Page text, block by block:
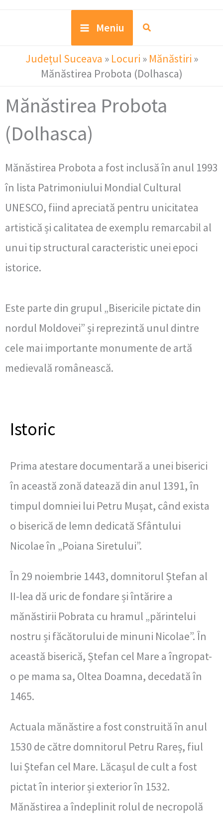
Meniu
Județul Suceava » Locuri » Mănăstiri »
Mănăstirea Probota (Dolhasca)
Mănăstirea Probota
(Dolhasca)
Mănăstirea Probota a fost inclusă în anul 1993
în lista Patrimoniului Mondial Cultural
UNESCO, fiind apreciată pentru unicitatea
artistică și calitatea de exemplu remarcabil al
unui tip structural caracteristic unei epoci
istorice.
Este parte din grupul „Bisericile pictate din
nordul Moldovei” și reprezintă unul dintre
cele mai importante monumente de artă
medievală românească.
Istoric
Prima atestare documentară a unei biserici
în această zonă datează din anul 1391, în
timpul domniei lui Petru Mușat, când exista
o biserică de lemn dedicată Sfântului
Nicolae în „Poiana Siretului”.
În 29 noiembrie 1443, domnitorul Ștefan al
II-lea dă uric de fondare și întărire a
mănăstirii Pobrata cu hramul „părintelui
nostru și făcătorului de minuni Nicolae”. În
această biserică, Ștefan cel Mare a îngropat-
o pe mama sa, Oltea Doamna, decedată în
1465.
Actuala mănăstire a fost construită în anul
1530 de către domnitorul Petru Rareș, fiul
lui Ștefan cel Mare. Lăcașul de cult a fost
pictat în interior și exterior în 1532.
Mănăstirea a îndeplinit rolul de necropolă